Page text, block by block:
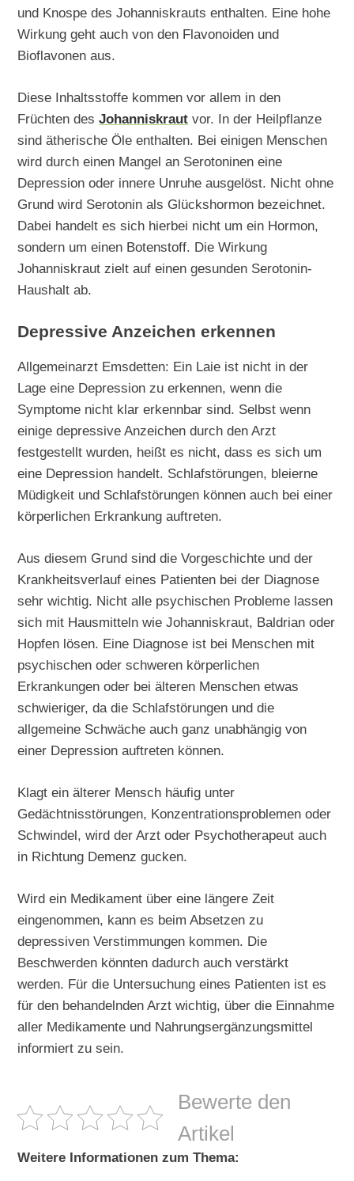
und Knospe des Johanniskrauts enthalten. Eine hohe
Wirkung geht auch von den Flavonoiden und
Bioflavonen aus.
Diese Inhaltsstoffe kommen vor allem in den
Früchten desJohanniskraut vor. In der Heilpflanze
sind ätherische Öle enthalten. Bei einigen Menschen
wird durch einen Mangel an Serotoninen eine
Depression oder innere Unruhe ausgelöst. Nicht ohne
Grund wird Serotonin als Glückshormon bezeichnet.
Dabei handelt es sich hierbei nicht um ein Hormon,
sondern um einen Botenstoff. Die Wirkung
Johanniskraut zielt auf einen gesunden Serotonin-
Haushalt ab.
Depressive Anzeichen erkennen
Allgemeinarzt Emsdetten: Ein Laie ist nicht in der
Lage eine Depression zu erkennen, wenn die
Symptome nicht klar erkennbar sind. Selbst wenn
einige depressive Anzeichen durch den Arzt
festgestellt wurden, heißt es nicht, dass es sich um
eine Depression handelt. Schlafstörungen, bleierne
Müdigkeit und Schlafstörungen können auch bei einer
körperlichen Erkrankung auftreten.
Aus diesem Grund sind die Vorgeschichte und der
Krankheitsverlauf eines Patienten bei der Diagnose
sehr wichtig. Nicht alle psychischen Probleme lassen
sich mit Hausmitteln wie Johanniskraut, Baldrian oder
Hopfen lösen. Eine Diagnose ist bei Menschen mit
psychischen oder schweren körperlichen
Erkrankungen oder bei älteren Menschen etwas
schwieriger, da die Schlafstörungen und die
allgemeine Schwäche auch ganz unabhängig von
einer Depression auftreten können.
Klagt ein älterer Mensch häufig unter
Gedächtnisstörungen, Konzentrationsproblemen oder
Schwindel, wird der Arzt oder Psychotherapeut auch
in Richtung Demenz gucken.
Wird ein Medikament über eine längere Zeit
eingenommen, kann es beim Absetzen zu
depressiven Verstimmungen kommen. Die
Beschwerden könnten dadurch auch verstärkt
werden. Für die Untersuchung eines Patienten ist es
für den behandelnden Arzt wichtig, über die Einnahme
aller Medikamente und Nahrungsergänzungsmittel
informiert zu sein.
Bewerte den
Artikel
Weitere Informationen zum Thema: